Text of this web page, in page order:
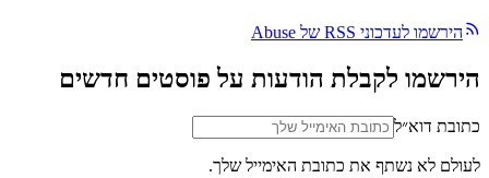
הירשמו לעדכוני RSS של Abuse
הירשמו לקבלת הודעות על פוסטים חדשים
כתובת דוא״ל
לעולם לא נשתף את כתובת האימייל שלך.